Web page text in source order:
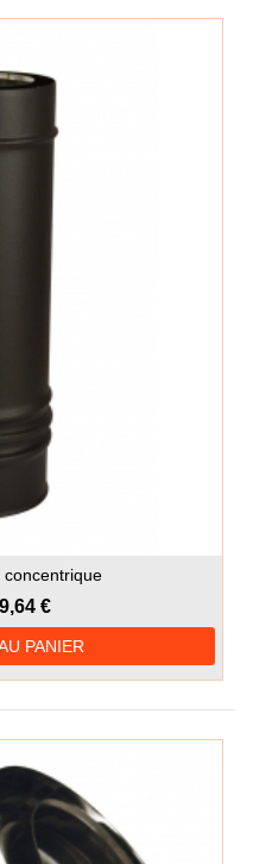
concentrique
€
PANIER